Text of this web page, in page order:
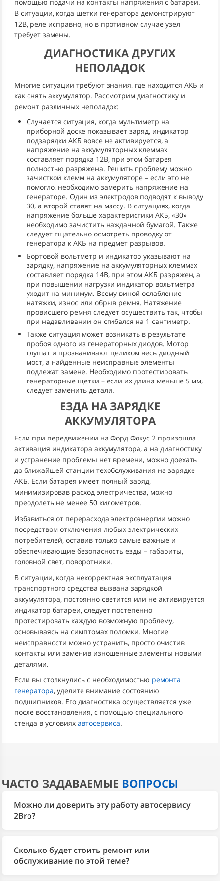
помощью подачи на контакты напряжения с батареи.
В ситуации, когда щетки генератора демонстрируют
12В, реле исправно, но в противном случае узел
требует замены.
ДИАГНОСТИКА ДРУГИХ
НЕПОЛАДОК
Многие ситуации требуют знания, где находится АКБ и
как снять аккумулятор. Рассмотрим диагностику и
ремонт различных неполадок:
Случается ситуация, когда мультиметр на
приборной доске показывает заряд, индикатор
подзарядки АКБ вовсе не активируется, а
напряжение на аккумуляторных клеммах
составляет порядка 12В, при этом батарея
полностью разряжена. Решить проблему можно
зачисткой клемм на аккумуляторе – если это не
помогло, необходимо замерить напряжение на
генераторе. Один из электродов подводят к выводу
30, а второй ставят на массу. В ситуациях, когда
напряжение больше характеристики АКБ, «30»
необходимо зачистить наждачной бумагой. Также
следует тщательно осмотреть проводку от
генератора к АКБ на предмет разрывов.
Бортовой вольтметр и индикатор указывают на
зарядку, напряжение на аккумуляторных клеммах
составляет порядка 14В, при этом АКБ разряжен, а
при повышении нагрузки индикатор вольтметра
уходит на минимум. Всему виной ослабление
натяжки, износ или обрыв ремня. Натяжение
провисшего ремня следует осуществить так, чтобы
при надавливании он сгибался на 1 сантиметр.
Также ситуация может возникать в результате
пробоя одного из генераторных диодов. Мотор
глушат и прозванивают целиком весь диодный
мост, а найденные неисправные элементы
подлежат замене. Необходимо протестировать
генераторные щетки – если их длина меньше 5 мм,
следует заменить детали.
ЕЗДА НА ЗАРЯДКЕ
АККУМУЛЯТОРА
Если при передвижении на Форд Фокус 2 произошла
активация индикатора аккумулятора, а на диагностику
и устранение проблемы нет времени, можно доехать
до ближайшей станции техобслуживания на зарядке
АКБ. Если батарея имеет полный заряд,
минимизировав расход электричества, можно
преодолеть не менее 50 километров.
Избавиться от перерасхода электроэнергии можно
посредством отключения любых электрических
потребителей, оставив только самые важные и
обеспечивающие безопасность езды – габариты,
головной свет, поворотники.
В ситуации, когда некорректная эксплуатация
транспортного средства вызвана зарядкой
аккумулятора, постоянно светится или не активируется
индикатор батареи, следует постепенно
протестировать каждую возможную проблему,
основываясь на симптомах поломки. Многие
неисправности можно устранить, просто очистив
контакты или заменив изношенные элементы новыми
деталями.
Если вы столкнулись с необходимостью ремонта
генератора, уделите внимание состоянию
подшипников. Его диагностика осуществляется уже
после восстановления, с помощью специального
стенда в условияхавтосервиса.
ЧАСТО ЗАДАВАЕМЫЕ ВОПРОСЫ
Можно ли доверить эту работу автосервису
2Bro?
автомобилями Ford и выполняет весь спектр работ
— от диагностики до ремонта двигателя, АКПП,
Сколько будет стоить ремонт или
обслуживание по этой теме?